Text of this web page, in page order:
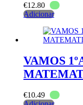
€12.80
Adicionar
VAMOS
€10.49